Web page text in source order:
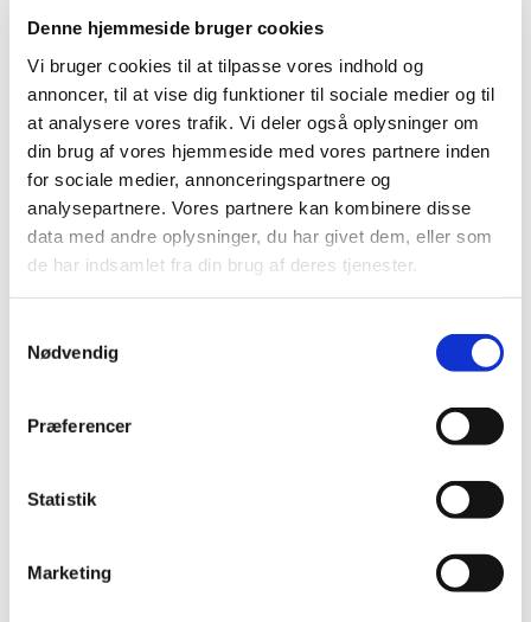
Denne hjemmeside bruger cookies
Vi bruger cookies til at tilpasse vores indhold og
annoncer, til at vise dig funktioner til sociale medier og til
at analysere vores trafik. Vi deler også oplysninger om
din brug af vores hjemmeside med vores partnere inden
for sociale medier, annonceringspartnere og
analysepartnere. Vores partnere kan kombinere disse
data med andre oplysninger, du har givet dem, eller som
de har indsamlet fra din brug af deres tjenester.
Nødvendig
Præferencer
Statistik
Marketing
præludium
Salme
læsning
Bøn
Salme
Apostolsk velsignelse
Postludium